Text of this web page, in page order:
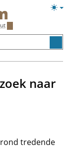
naar
tredende